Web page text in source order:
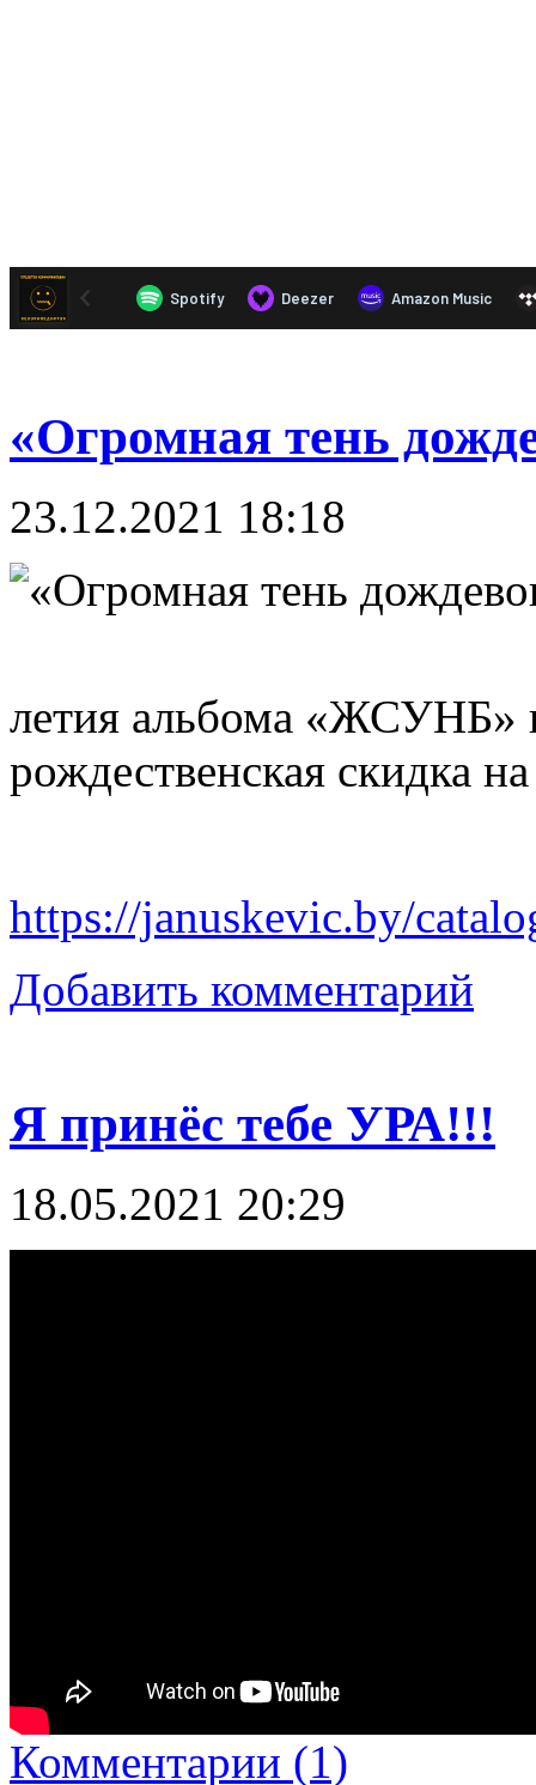
«Огромная тень
23.12.2021 18:18
летия альбома «ЖСУНБ»
рождественская скидка
https://januskevic.by/
Добавить комментарий
Я принёс тебе УРА!!!
18.05.2021 20:29
Комментарии (1)